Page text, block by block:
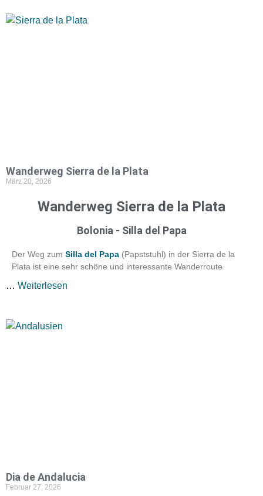
Wanderweg Sierra de la Plata
März 20, 2026
Wanderweg Sierra de la Plata
Bolonia - Silla del Papa
Der Weg zum Silla del Papa (Papststuhl) in der Sierra de la
Plata ist eine sehr schöne und interessante Wanderroute
… Weiterlesen
Dia de Andalucia
Februar 27, 2026